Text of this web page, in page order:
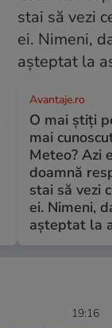
Avantaje.ro
O mai știți
mai
Meteo? Azi
doamnă
stai să vezi
ei. Nimeni,
așteptat la
19:16